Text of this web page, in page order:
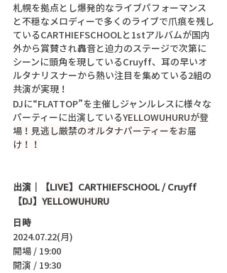
札幌を拠点とし爆発的なライブパフォーマンス
と不穏なメロディーで多くのライブで爪痕を残し
ているCARTHIEFSCHOOLと1stアルバムが国内
外から賞賛され轟音と迫力のステージで次第に
シーンに頭角を現しているCruyff、耳の早いオ
ルタナリスナーから熱い注目を集めている2組の
共演が実現！
DJに“FLATTOP”を主催しジャンルレスに様々な
パーティーに出演しているYELLOWUHURUが登
場！見逃し厳禁のオルタナパーティーをお届
け！！
出演｜ 【LIVE】CARTHIEFSCHOOL / Cruyff
【DJ】 YELLOWUHURU
日時
2024.07.22(月)
開場 / 19:00
開演 / 19:30